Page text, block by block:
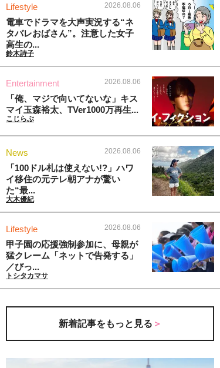
Lifestyle 2026.08.06
電車でドラマを大声実況する“ネ
タバレおばさん”。注意した女子
高生の...
鈴木詩子
Entertainment 2026.08.06
「俺、マジで向いてないな」キス
マイ玉森裕太、TVer1000万再生...
こじらぶ
News 2026.08.06
「100ドル札は使えない!?」ハワ
イ移住の元テレ朝アナが驚い
た“最...
大木優紀
Lifestyle 2026.08.06
甲子園の応援強制参加に、母親が
猛クレーム「ネットで告発する」
／びっ...
トシタカマサ
新着記事をもっと見る